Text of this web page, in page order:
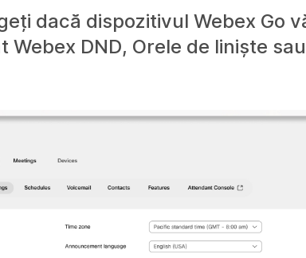
dacă dispozitivul Webex Go
DND, Orele de liniște